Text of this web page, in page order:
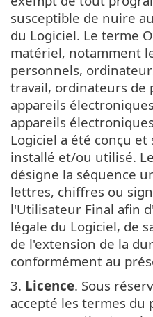
susceptible de nuire
du Logiciel. Le terme
matériel, notamment
personnels,
travail, ordinateurs de
appareils
appareils
Logiciel a été conçu
installé et/ou utilisé.
désigne la séquence
lettres, chiffres ou
l'Utilisateur Final afin
légale du Logiciel, de
de l'extension de la
conformément au
3. Licence. Sous
accepté les termes